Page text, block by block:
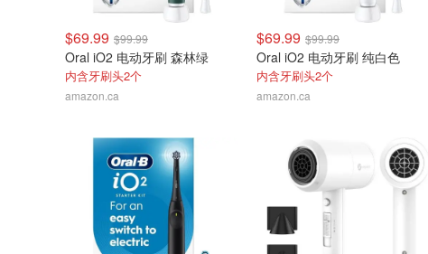
$69.99 $99.99
Oral iO2 电动牙刷 森林绿
内含牙刷头2个
amazon.ca
$69.99 $99.99
Oral iO2 电动牙刷 纯白色
内含牙刷头2个
amazon.ca